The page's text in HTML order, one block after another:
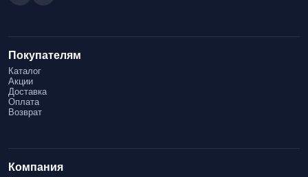
Покупателям
Каталог
Акции
Доставка
Оплата
Возврат
Компания